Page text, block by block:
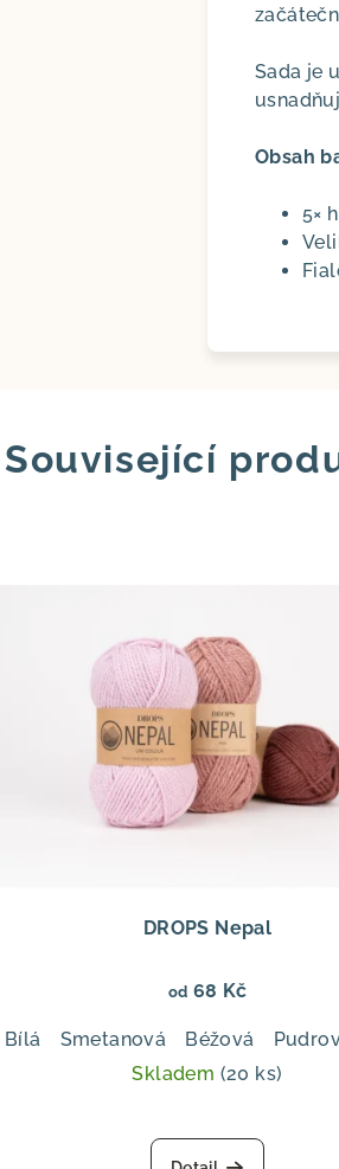
Sada je
Obsah
5×
Související
Švestka Perlově šedá Zelená
DROPS Nepal
od 68 Kč
Bílá Smetanová Béžová
Skladem (20 ks)
hodnocení